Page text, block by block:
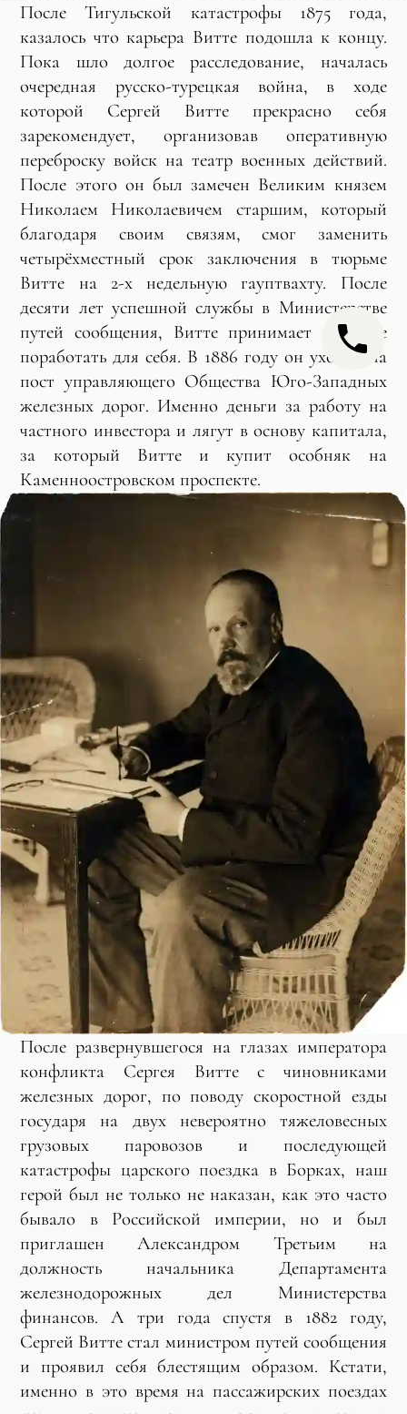
После Тигульской катастрофы 1875 года,
казалось что карьера Витте подошла к концу.
Пока шло долгое расследование, началась
очередная русско-турецкая война, в ходе
которой Сергей Витте прекрасно себя
зарекомендует, организовав оперативную
переброску войск на театр военных действий.
После этого он был замечен Великим князем
Николаем Николаевичем старшим, который
благодаря своим связям, смог заменить
четырёхместный срок заключения в тюрьме
Витте на 2-х недельную гауптвахту. После
десяти лет успешной службы в Министерстве
путей сообщения, Витте принимает решение
поработать для себя. В 1886 году он уходит на
пост управляющего Общества Юго-Западных
железных дорог. Именно деньги за работу на
частного инвестора и лягут в основу капитала,
за который Витте и купит особняк на
Каменноостровском проспекте.
После развернувшегося на глазах императора
конфликта Сергея Витте с чиновниками
железных дорог, по поводу скоростной езды
государя на двух невероятно тяжеловесных
грузовых паровозов и последующей
катастрофы царского поездка в Борках, наш
герой был не только не наказан, как это часто
бывало в Российской империи, но и был
приглашен Александром Третьим на
должность начальника Департамента
железнодорожных дел Министерства
финансов. А три года спустя в 1882 году,
Сергей Витте стал министром путей сообщения
и проявил себя блестящим образом. Кстати,
именно в это время на пассажирских поездах